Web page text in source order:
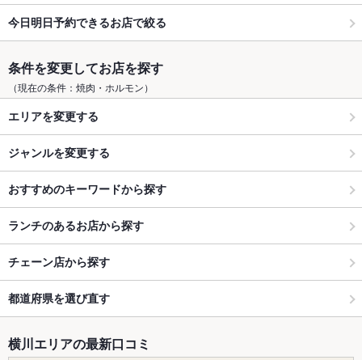
今日明日予約できるお店で絞る
条件を変更してお店を探す
（現在の条件：焼肉・ホルモン）
エリアを変更する
ジャンルを変更する
おすすめのキーワードから探す
ランチのあるお店から探す
チェーン店から探す
都道府県を選び直す
横川エリアの最新口コミ